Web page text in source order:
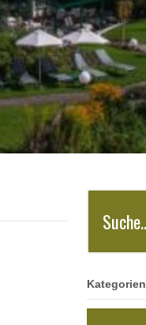
Kategorien